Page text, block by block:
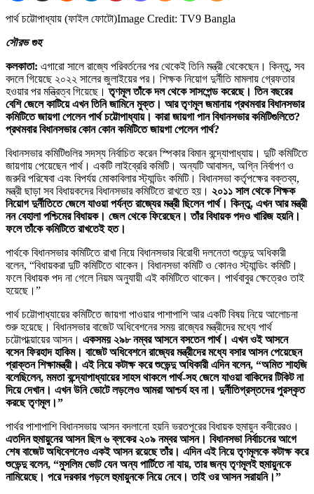
পার্থ চট্টোপাধ্যায় (ফাইল ফোটো)Image Credit: TV9 Bangla
সৌরভ গুহ
কলকাতা: এগারো সালে রাজ্যে পরিবর্তনের পর থেকেই তিনি মন্ত্রী থেকেছেন। কিন্তু, সব
বদলে গিয়েছে ২০২২ সালের জুলাইয়ের পর। শিক্ষক নিয়োগ দুর্নীতি মামলায় গ্রেফতার
হওয়ার পর মন্ত্রিত্ব গিয়েছে।তৃণমূল তাঁকে দল থেকে সাসপেন্ড করেছে। তিন বছরের
বেশি জেলে কাটিয়ে এখন তিনি জামিনে মুক্ত। আর তৃণমূল জমানায় প্রথমবার বিধানসভার
কমিটিতে জায়গা পেলেন পার্থ চট্টোপাধ্যায়। কারা জায়গা পান বিধানসভার কমিটিগুলিতে?
প্রথমবার বিধানসভার কোন কোন কমিটিতে জায়গা পেলেন পার্থ?
বিধানসভার কমিটিগুলির সদস্য নির্বাচিত করেন স্পিকার বিমান বন্দ্যোপাধ্যায়। দুটি কমিটিতে
জায়গায় পেয়েছেন পার্থ। একটি লাইব্রেরি কমিটি। অন্যটি আবাসন, অগ্নি নির্বাপণ ও
জরুরি পরিষেবা এবং বিপর্যয় মোকাবিলার স্ট্যান্ডিং কমিটি। বিধানসভা কর্তৃপক্ষের বক্তব্য,
মন্ত্রী ছাড়া সব বিধায়কদের বিধানসভার কমিটিতে রাখতে হয়। ২০১১ সাল থেকে শিক্ষক
নিয়োগ দুর্নীতিতে জেলে যাওয়া পর্যন্ত রাজ্যের মন্ত্রী ছিলেন পার্থ। কিন্তু, এখন আর মন্ত্রী
নন বেহালা পশ্চিমের বিধায়ক। জেল থেকে ফিরেছেন। তাঁর বিধায়ক পদও খারিজ হয়নি।
ফলে তাঁকে কমিটিতে রাখতেই হত।
পার্থকে বিধানসভার কমিটিতে রাখা নিয়ে বিধানসভার বিরোধী দলনেতা শুভেন্দু অধিকারী
বলেন, “বিধায়করা দুটি কমিটিতে থাকেন। বিধানসভা কমিটি ও কোনও স্ট্যান্ডিং কমিটি।
ফলে বিধায়ক পদ না গেলে নিয়ম অনুযায়ী এই কমিটিতে থাকেন। পার্থবাবুর ক্ষেত্রেও তাই
হয়েছে।”
পার্থ চট্টোপাধ্যায়ের কমিটিতে জায়গা পাওয়ার পাশাপাশি আর একটি বিষয় নিয়ে আলোচনা
শুরু হয়েছে। বিধানসভার বাজেট অধিবেশনের সময় রাজ্যের মন্ত্রীদের মধ্যে পার্থ
চট্টোপাধ্য়ায়ের আসন। একসময় ২৯৮ নম্বর আসনে বসতেন পার্থ। এখন ওই আসনে
বসেন ফিরহাদ হাকিম। বাজেট অধিবেশনে রাজ্যের মন্ত্রীদের মধ্যে বসার আসন পেয়েছেন
প্রাক্তন শিক্ষামন্ত্রী। এই নিয়ে কটাক্ষ করে শুভেন্দু অধিকারী এদিন বলেন, “অমিত শাহজি
বলেছিলেন, মমতা বন্দ্যোপাধ্যায়ের সাহস থাকলে পার্থ-সহ জেলে যাওয়া বাকিদের টিকিট না
দিয়ে দেখান। এখন উনি ভোটে লড়লেও আমরা আশ্চর্য হব না। দুর্নীতিগ্রস্তদের পুরস্কৃত
করছে তৃণমূল।”
পার্থর পাশাপাশি বিধানসভায় আসন বদলানো হয়নি ভরতপুরের বিধায়ক হুমায়ুন কবীরেরও।
এতদিন হুমায়ুনের আসন ছিল ৬ ব্লকের ২০৯ নম্বর আসন। বিধানসভা নির্বাচনের আগে
শেষ বাজেট অধিবেশনেও একই আসন রয়েছে তাঁর। এদিন এই নিয়ে তৃণমূলকে কটাক্ষ করে
শুভেন্দু বলেন, “মুসলিম ভোট যেন অন্য পার্টিতে না যায়, তার জন্য তৃণমূলই হুমায়ুনকে
নামিয়েছে। পরে দরকার পড়লে হুমায়ুনকে নিয়ে নেবে। তাই ওর আসন সরায়নি।”